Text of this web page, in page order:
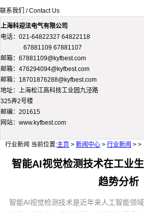
联系我们 / Contact Us
上海科迎法电气有限公司
电话：021-64822327 64822118
67881109 67881107
邮箱：67881109@kyfbest.com
邮箱：476294094@kyfbest.com
邮箱：18701876288@kyfbest.com
地址：上海松江高科技工业园九泾路
325弄2号楼
邮编：201615
网站：www.kyfbest.com
行业新闻 当前位置:主页 > 新闻中心 > 行业新闻 > >
智能AI视觉检测技术在工业
趋势分析
智能AI视觉检测技术是近年来人工智能领